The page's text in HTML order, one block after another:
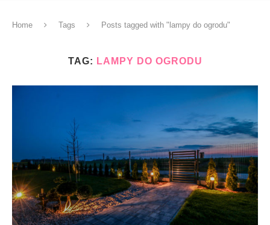
Home Tags Posts tagged with "lampy do ogrodu"
TAG: LAMPY DO OGRODU